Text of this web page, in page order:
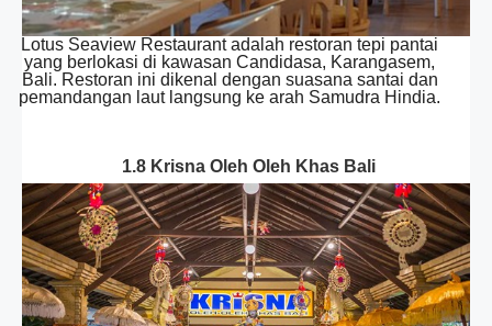
Lotus Seaview Restaurant adalah restoran tepi pantai
yang berlokasi di kawasan Candidasa, Karangasem,
Bali. Restoran ini dikenal dengan suasana santai dan
pemandangan laut langsung ke arah Samudra Hindia.
1.8 Krisna Oleh Oleh Khas Bali